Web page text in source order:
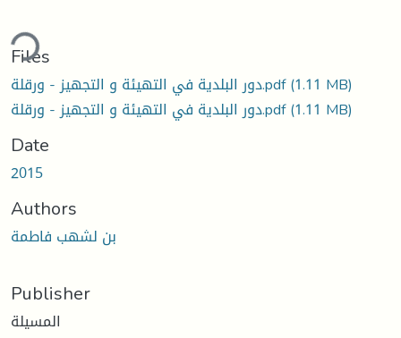
Files
دور البلدية في التهيئة و التجهيز - ورقلة.pdf(1.11 MB)
دور البلدية في التهيئة و التجهيز - ورقلة.pdf(1.11 MB)
Date
2015
Authors
بن لشهب فاطمة
Publisher
المسيلة